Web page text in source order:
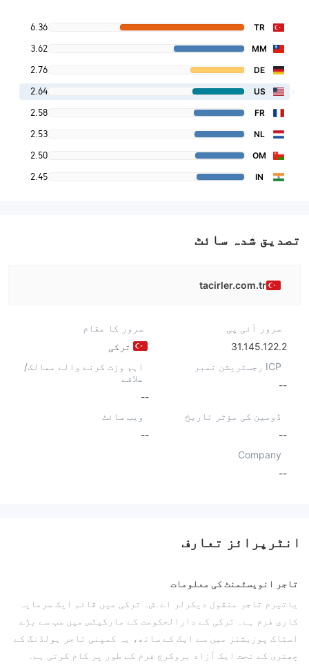
TR
6.36
MM
3.62
DE
2.76
US
2.64
FR
2.58
NL
2.53
OM
2.50
IN
2.45
تصدیق شدہ سائٹ
tacirler.com.tr
سرور آئی پی
31.145.122.2
سرور کا مقام
ترکی
ICP رجسٹریشن نمبر
--
اہم وزٹ کرنے والے ممالک/
علاقے
--
ڈومین کی مؤثر تاریخ
--
ویب سائٹ
--
Company
--
انٹرپرائز تعارف
تاجر انویسٹمنٹ کی معلومات
یاتیرم تاجر منقول دیکرلر اے۔ش۔ ترکی میں قائم ایک سرمایہ
کاری فرم ہے۔ ترکی کے دارالحکومت کے مارکیٹس میں سب سے بڑے
اسٹاک پوزیشنز میں سے ایک کے ساتھ، یہ کمپنی تاجر ہولڈنگ کے
چھتری کے تحت ایک آزاد بروکرج فرم کے طور پر کام کرتی ہے۔